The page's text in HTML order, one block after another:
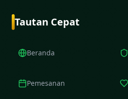
Tautan Cepat
Beranda
Pemesanan